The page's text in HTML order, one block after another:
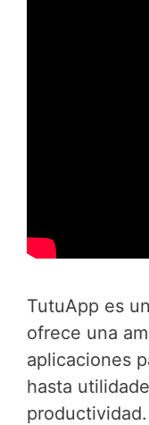
TutuApp es
ofrece una
aplicaciones
hasta